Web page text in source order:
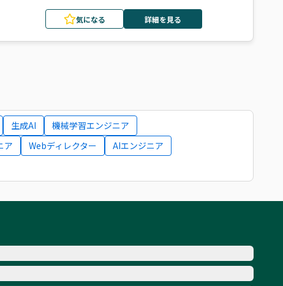
気になる 詳細を見る
生成AI
機械学習エンジニア
ア Webディレクター
AIエンジニア